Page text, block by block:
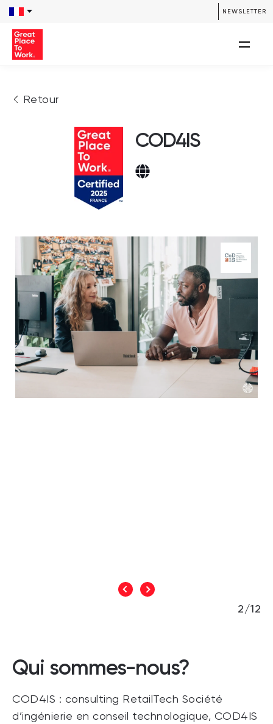
NEWSLETTER
Retour
COD4IS
2/12
Qui sommes-nous?
COD4IS : consulting RetailTech Société
d’ingénierie en conseil technologique, COD4IS